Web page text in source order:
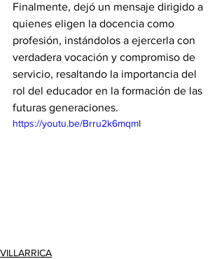
Finalmente, dejó un mensaje dirigido a
quienes eligen la docencia como
profesión, instándolos a ejercerla con
verdadera vocación y compromiso de
servicio, resaltando la importancia del
rol del educador en la formación de las
futuras generaciones.
https://youtu.be/Brru2k6mqmI
VILLARRICA